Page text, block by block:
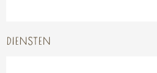
DIENSTEN